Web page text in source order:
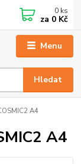
Menu
Hledat
0 ks
za 0 Kč
A4
A4